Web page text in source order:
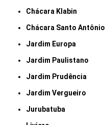
Chácara Klabin
Chácara Santo Antônio
Jardim Europa
Jardim Paulistano
Jardim Prudência
Jardim Vergueiro
Jurubatuba